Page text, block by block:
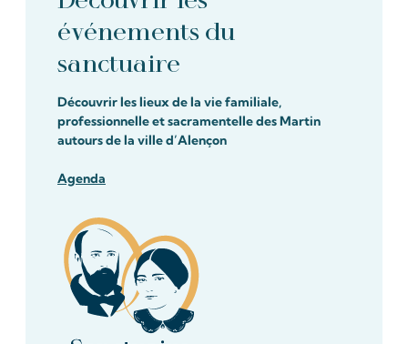
événements du
sanctuaire
Découvrir les lieux de la vie familiale,
professionnelle et sacramentelle des Martin
autours de la ville d’Alençon
Agenda